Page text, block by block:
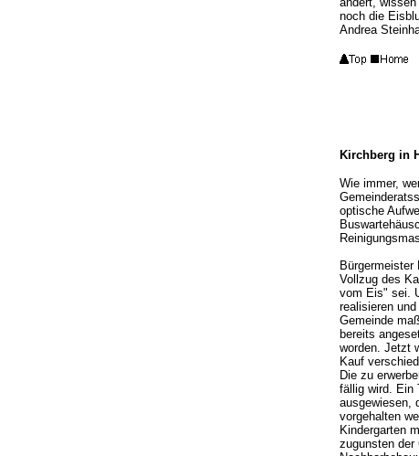
noch die
Andrea
Kirchberg in
Wie immer,
optische
Vollzug des
vom Eis" sei.
realisieren
Gemeinde
bereits
worden. Jetzt
Kauf
Die zu
fällig wird. Ein
ausgewiesen,
vorgehalten
Kindergarten
zugunsten der